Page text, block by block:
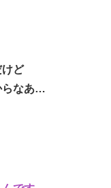
ど
らなあ…